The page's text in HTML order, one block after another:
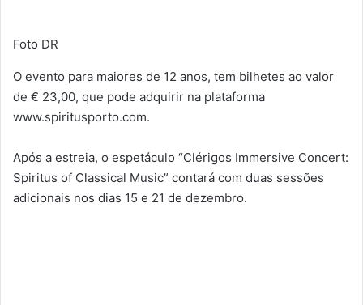
Foto DR
O evento para maiores de 12 anos, tem bilhetes ao valor
de € 23,00, que pode adquirir na plataforma
www.spiritusporto.com.
Após a estreia, o espetáculo “Clérigos Immersive Concert:
Spiritus of Classical Music” contará com duas sessões
adicionais nos dias 15 e 21 de dezembro.